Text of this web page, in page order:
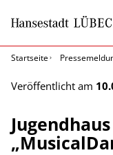
Startseite
Veröffentlicht am